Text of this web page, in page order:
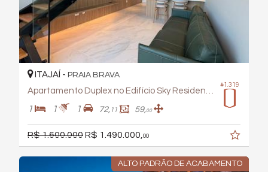
#1.319
ITAJAÍ - PRAIA BRAVA
1 1 1 72, 11 59,00
R$ 1.600.000R$ 1.490.000, 00
ALTO PADRÃO DE ACABAMENTO